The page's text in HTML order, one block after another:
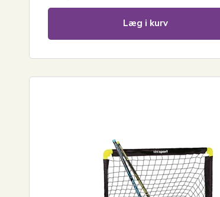
Læg i kurv